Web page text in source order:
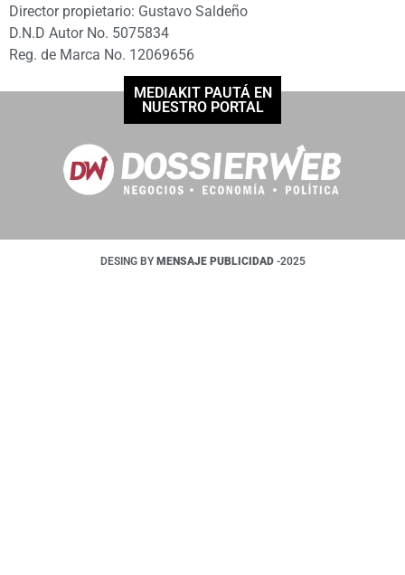
Director propietario: Gustavo Saldeño
D.N.D Autor No. 5075834
Reg. de Marca No. 12069656
MEDIAKIT PAUTÁ EN
NUESTRO PORTAL
DESING BY MENSAJE PUBLICIDAD -2025